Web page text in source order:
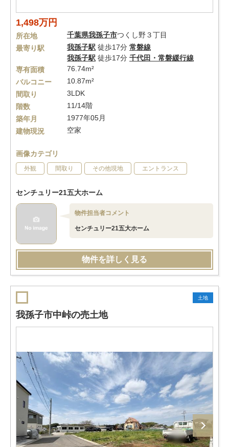
1,498万円
所在地 千葉県我孫子市つくし野３丁目
最寄り駅
我孫子駅 徒歩17分 常磐線
我孫子駅 徒歩17分 千代田・常磐緩行線
専有面積
76.74m²
バルコニー
10.87m²
間取り
3LDK
階数
11/14階
築年月
1977年05月
建物現況
空家
画像カテゴリ
外観 間取り その他現地 エントランス
センチュリー21五大ホーム
物件担当者コメント
センチュリー21五大ホーム
物件を詳しく見る
土地
我孫子市中峠の売土地